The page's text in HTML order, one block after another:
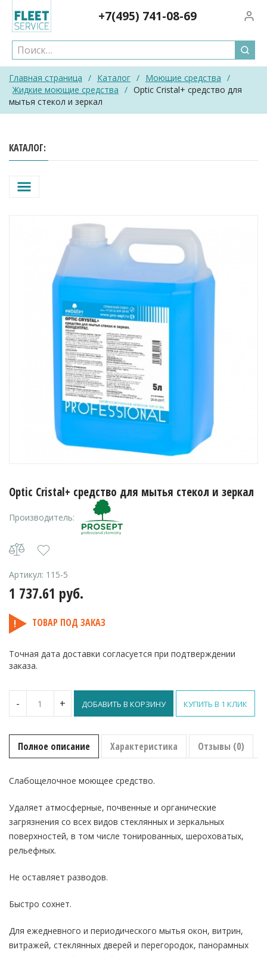
content
+7(495) 741-08-69
Главная страница / Каталог / Моющие средства /
Жидкие моющие средства / Optic Cristal+ средство для
мытья стекол и зеркал
Optic Cristal+ средство для мытья стекол и зеркал
Производитель:
Артикул: 115-5
1 737.61 руб.
ТОВАР ПОД ЗАКАЗ
Точная дата доставки согласуется при подтверждении
заказа.
-
Optic
Cristal+
мытья
и
зеркал
+ ДОБАВИТЬ В КОРЗИНУ КУПИТЬ В 1 КЛИК
Полное описание Характеристика Отзывы (0)
Слабощелочное моющее средство.
Удаляет атмосферные, почвенные и органические
загрязнения со всех видов стеклянных и зеркальных
поверхностей, в том числе тонированных, шероховатых,
рельефных.
Не оставляет разводов.
Быстро сохнет.
Для ежедневного и периодического мытья окон, витрин,
витражей, стеклянных дверей и перегородок, панорамных
КАТАЛОГ